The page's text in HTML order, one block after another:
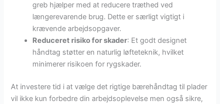
greb hjælper med at reducere træthed ved
længerevarende brug. Dette er særligt vigtigt i
krævende arbejdsopgaver.
Reduceret risiko for skader: Et godt designet
håndtag støtter en naturlig løfteteknik, hvilket
minimerer risikoen for rygskader.
At investere tid i at vælge det rigtige bærehåndtag til plader
vil ikke kun forbedre din arbejdsoplevelse men også sikre,